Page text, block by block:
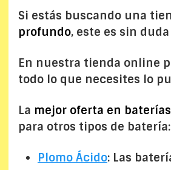
Si estás buscando una
profundo, este es sin
En nuestra tienda online
todo lo que necesites lo
La mejor oferta en
para otros tipos de batería:
Plomo Ácido: Las